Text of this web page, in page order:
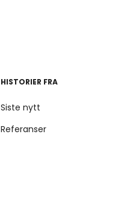
HISTORIER FRA
Siste nytt
Referanser